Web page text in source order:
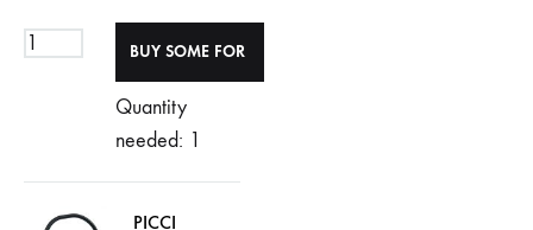
Quantity
needed: 1
PICCI